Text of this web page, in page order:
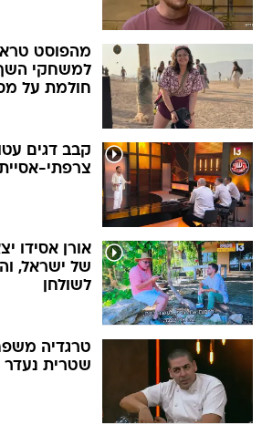
מהפוסט
למשחקי
חולמת על
קבב דגים
צרפתי-
אורן אסידו
של ישראל,
לשולחן
טרגדיה
שטרית